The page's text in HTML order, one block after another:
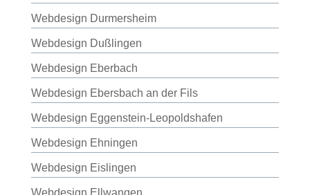
Webdesign Durmersheim
Webdesign Dußlingen
Webdesign Eberbach
Webdesign Ebersbach an der Fils
Webdesign Eggenstein-Leopoldshafen
Webdesign Ehningen
Webdesign Eislingen
Webdesign Ellwangen